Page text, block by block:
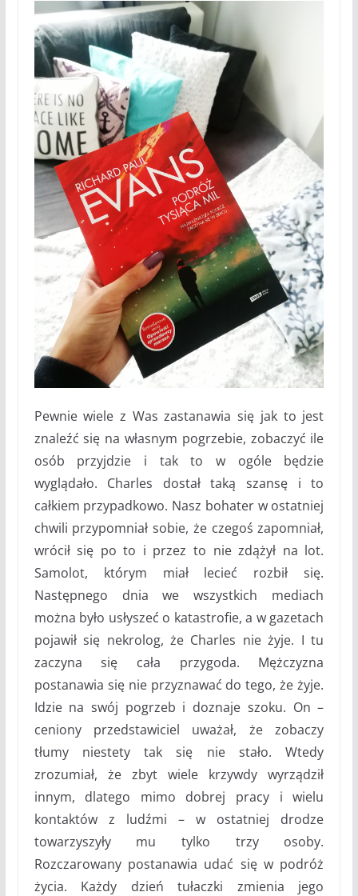
Pewnie wiele z Was zastanawia się jak to jest
znaleźć się na własnym pogrzebie, zobaczyć ile
osób przyjdzie i tak to w ogóle będzie
wyglądało. Charles dostał taką szansę i to
całkiem przypadkowo. Nasz bohater w ostatniej
chwili przypomniał sobie, że czegoś zapomniał,
wrócił się po to i przez to nie zdążył na lot.
Samolot, którym miał lecieć rozbił się.
Następnego dnia we wszystkich mediach
można było usłyszeć o katastrofie, a w gazetach
pojawił się nekrolog, że Charles nie żyje. I tu
zaczyna się cała przygoda. Mężczyzna
postanawia się nie przyznawać do tego, że żyje.
Idzie na swój pogrzeb i doznaje szoku. On –
ceniony przedstawiciel uważał, że zobaczy
tłumy niestety tak się nie stało. Wtedy
zrozumiał, że zbyt wiele krzywdy wyrządził
innym, dlatego mimo dobrej pracy i wielu
kontaktów z ludźmi – w ostatniej drodze
towarzyszyły mu tylko trzy osoby.
Rozczarowany postanawia udać się w podróż
życia. Każdy dzień tułaczki zmienia jego